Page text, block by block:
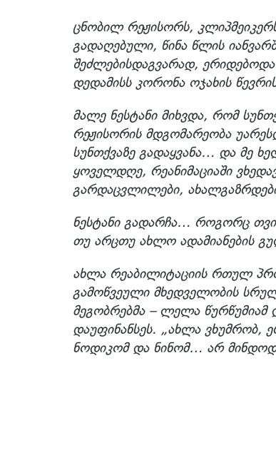
ცნობილ რეჟისორს,
გადაღებული, წინა წლის
შეძლებისდაგვარად,
დედამისს კორონა ოჯახის
მალე ნესტანი მიხვდა, რომ
რეჟისორის მდგომარეობა
სუნთქვაზე გადაყვანა… და მე
ყოველდღე, რეანიმაციაში
გარდაცვლილები,
ნესტანი გადარჩა… როგორც
თუ არცთუ ახლო ადამიანების
ახლა რეაბილიტაციის რთულ
გამოწვეული მხედველობის
მეგობრებმა – ლელა
დაუფინანსეს. „ახლა
ნოდიკომ და ნინომ… არ